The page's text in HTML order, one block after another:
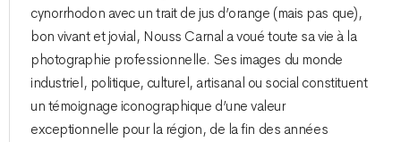
cynorrhodon avec un trait de jus d’orange (mais pas que),
bon vivant et jovial, Nouss Carnal a voué toute sa vie à la
photographie professionnelle. Ses images du monde
industriel, politique, culturel, artisanal ou social constituent
un témoignage iconographique d’une valeur
exceptionnelle pour la région, de la fin des années